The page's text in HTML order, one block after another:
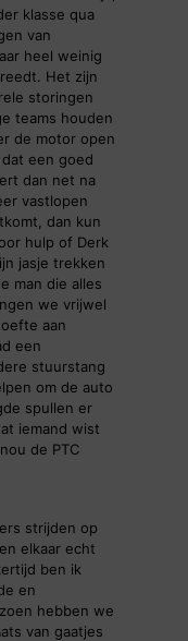
klasse qua
van
heel weinig
Het zijn
storingen
teams houden
de motor open
een goed
dan net na
vastlopen
dan kun
hulp of Derk
jasje trekken
man die alles
we vrijwel
aan
een
stuurstang
om de auto
spullen er
iemand wist
de PTC
strijden op
elkaar echt
ben ik
en
hebben we
van gaatjes